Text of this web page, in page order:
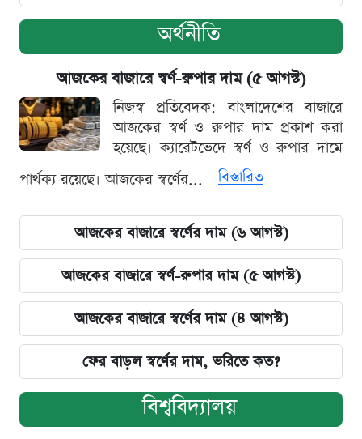
অর্থনীতি
আজকের বাজারে স্বর্ণ-রুপার দাম (৫ আগস্ট)
নিজস্ব প্রতিবেদক: বাংলাদেশের বাজারে
আজকের স্বর্ণ ও রুপার দাম প্রকাশ করা
হয়েছে। ক্যারেটভেদে স্বর্ণ ও রুপার দামে
পার্থক্য রয়েছে। আজকের স্বর্ণের...
বিস্তারিত
আজকের বাজারে স্বর্ণের দাম (৬ আগস্ট)
আজকের বাজারে স্বর্ণ-রুপার দাম (৫ আগস্ট)
আজকের বাজারে স্বর্ণের দাম (৪ আগস্ট)
ফের বাড়ল স্বর্ণের দাম, ভরিতে কত?
বিশ্ববিদ্যালয়